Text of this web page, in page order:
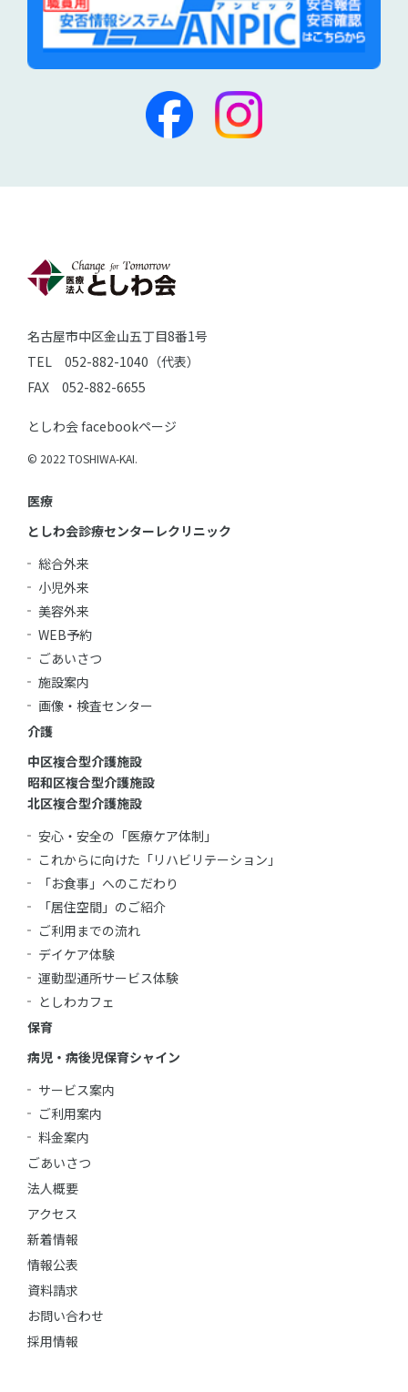
名古屋市中区金山五丁目8番1号
TEL 052-882-1040（代表）
FAX 052-882-6655
としわ会 facebookページ
© 2022 TOSHIWA-KAI.
医療
としわ会診療センターレクリニック
総合外来
小児外来
美容外来
WEB予約
ごあいさつ
施設案内
画像・検査センター
介護
中区複合型介護施設
昭和区複合型介護施設
北区複合型介護施設
安心・安全の「医療ケア体制」
これからに向けた「リハビリテーション」
「お食事」へのこだわり
「居住空間」のご紹介
ご利用までの流れ
デイケア体験
運動型通所サービス体験
としわカフェ
保育
病児・病後児保育シャイン
サービス案内
ご利用案内
料金案内
ごあいさつ
法人概要
アクセス
新着情報
情報公表
資料請求
お問い合わせ
採用情報